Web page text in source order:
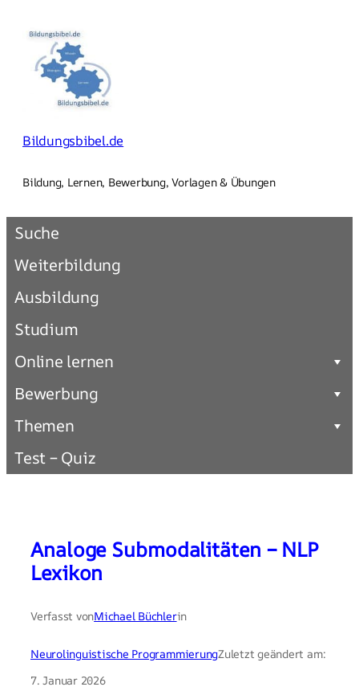
Inhalt
springen
Bildungsbibel.de
Bildung, Lernen, Bewerbung, Vorlagen & Übungen
Suche
Weiterbildung
Ausbildung
Studium
Online lernen
Bewerbung
Themen
Test – Quiz
Analoge Submodalitäten – NLP
Lexikon
Verfasst vonMichael Büchlerin
Neurolinguistische ProgrammierungZuletzt geändert am:
7. Januar 2026